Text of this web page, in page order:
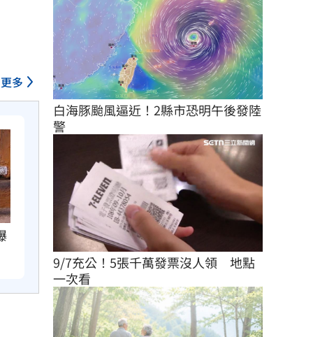
更多
白海豚颱風逼近！2縣市恐明午後發陸
警
9/7充公！5張千萬發票沒人領　地點
一次看